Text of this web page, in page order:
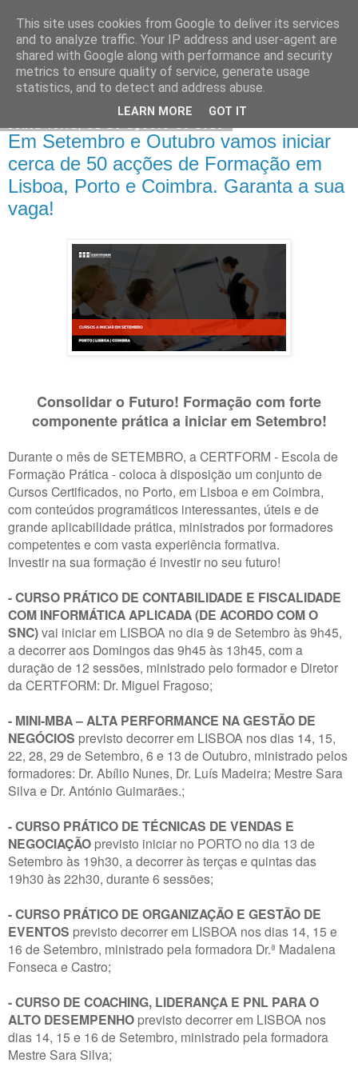
CERTFORM
Em Setembro e Outubro vamos iniciar
cerca de 50 acções de Formação em
Lisboa, Porto e Coimbra. Garanta a sua
vaga!
Consolidar o Futuro! Formação com forte
componente prática a iniciar em Setembro!
Durante o mês de SETEMBRO, a CERTFORM - Escola de
Formação Prática - coloca à disposição um conjunto de
Cursos Certificados, no Porto, em Lisboa e em Coimbra,
com conteúdos programáticos interessantes, úteis e de
grande aplicabilidade prática, ministrados por formadores
competentes e com vasta experiência formativa.
Investir na sua formação é investir no seu futuro!
- CURSO PRÁTICO DE CONTABILIDADE E FISCALIDADE
COM INFORMÁTICA APLICADA (DE ACORDO COM O
SNC)vai iniciar em LISBOA no dia 9 de Setembro às 9h45,
a decorrer aos Domingos das 9h45 às 13h45, com a
duração de 12 sessões, ministrado pelo formador e Diretor
da CERTFORM: Dr. Miguel Fragoso;
- MINI-MBA – ALTA PERFORMANCE NA GESTÃO DE
NEGÓCIOS previsto decorrer em LISBOA nos dias 14, 15,
22, 28, 29 de Setembro, 6 e 13 de Outubro, ministrado pelos
formadores: Dr. Abílio Nunes, Dr. Luís Madeira; Mestre Sara
Silva e Dr. António Guimarães.;
- CURSO PRÁTICO DE TÉCNICAS DE VENDAS E
NEGOCIAÇÃO previsto iniciar no PORTO no dia 13 de
Setembro às 19h30, a decorrer às terças e quintas das
19h30 às 22h30, durante 6 sessões;
- CURSO PRÁTICO DE ORGANIZAÇÃO E GESTÃO DE
EVENTOS previsto decorrer em LISBOA nos dias 14, 15 e
16 de Setembro, ministrado pela formadora Dr.ª Madalena
Fonseca e Castro;
- CURSO DE COACHING, LIDERANÇA E PNL PARA O
ALTO DESEMPENHO previsto decorrer em LISBOA nos
dias 14, 15 e 16 de Setembro, ministrado pela formadora
Mestre Sara Silva;
This site uses cookies from Google to deliver its services
and to analyze traffic. Your IP address and user-agent are
shared with Google along with performance and security
metrics to ensure quality of service, generate usage
statistics, and to detect and address abuse.
LEARN MORE GOT IT